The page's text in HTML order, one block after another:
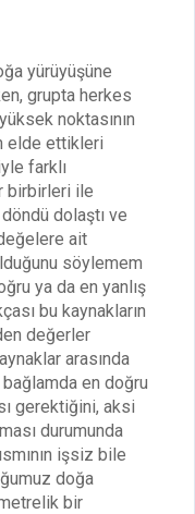
yürüyüşüne
grupta herkes
noktasının
elde ettikleri
farklı
birbirleri ile
dolaştı ve
ait
söylemem
ya da en yanlış
bu kaynakların
değerler
arasında
en doğru
gerektiğini, aksi
durumunda
işsiz bile
doğa
bir